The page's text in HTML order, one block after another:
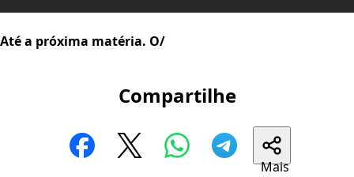
Até a próxima matéria. O/
Compartilhe
Mais